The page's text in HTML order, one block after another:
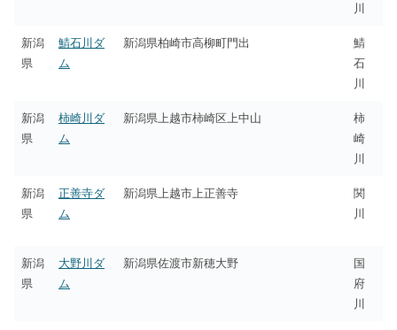
川
新潟
県
鯖石川ダ
ム
新潟県柏崎市高柳町門出
鯖
石
川
新潟
県
柿崎川ダ
ム
新潟県上越市柿崎区上中山
柿
崎
川
新潟
県
正善寺ダ
ム
新潟県上越市上正善寺
関
川
新潟
県
大野川ダ
ム
新潟県佐渡市新穂大野
国
府
川